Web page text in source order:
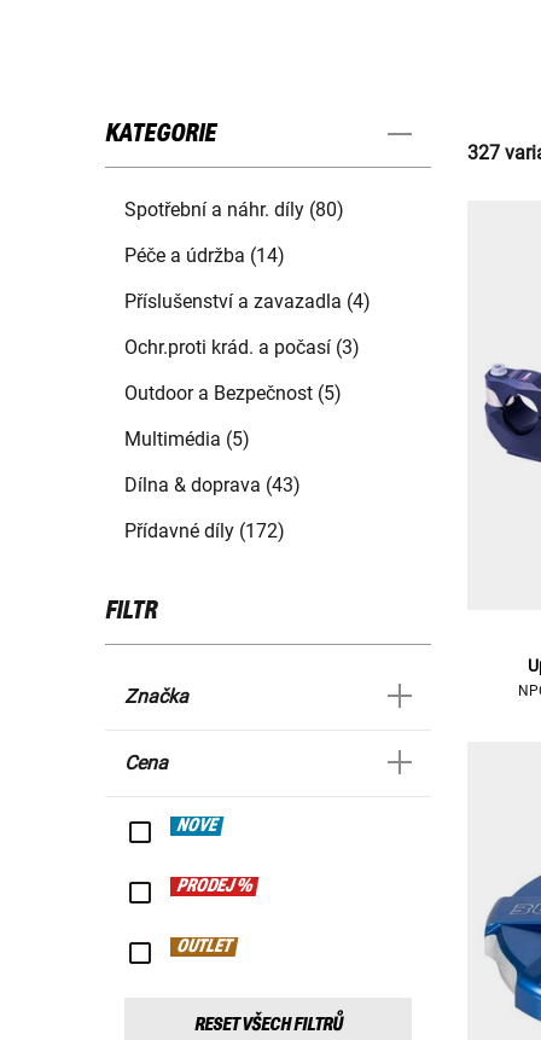
KATEGORIE
Spotřební a náhr. díly (80)
Péče a údržba (14)
Příslušenství a zavazadla (4)
Ochr.proti krád. a počasí (3)
Outdoor a Bezpečnost (5)
Multimédia (5)
Dílna & doprava (43)
Přídavné díly (172)
FILTR
Značka
Cena
NOVÉ
PRODEJ %
OUTLET
RESET VŠECH FILTRŮ
327